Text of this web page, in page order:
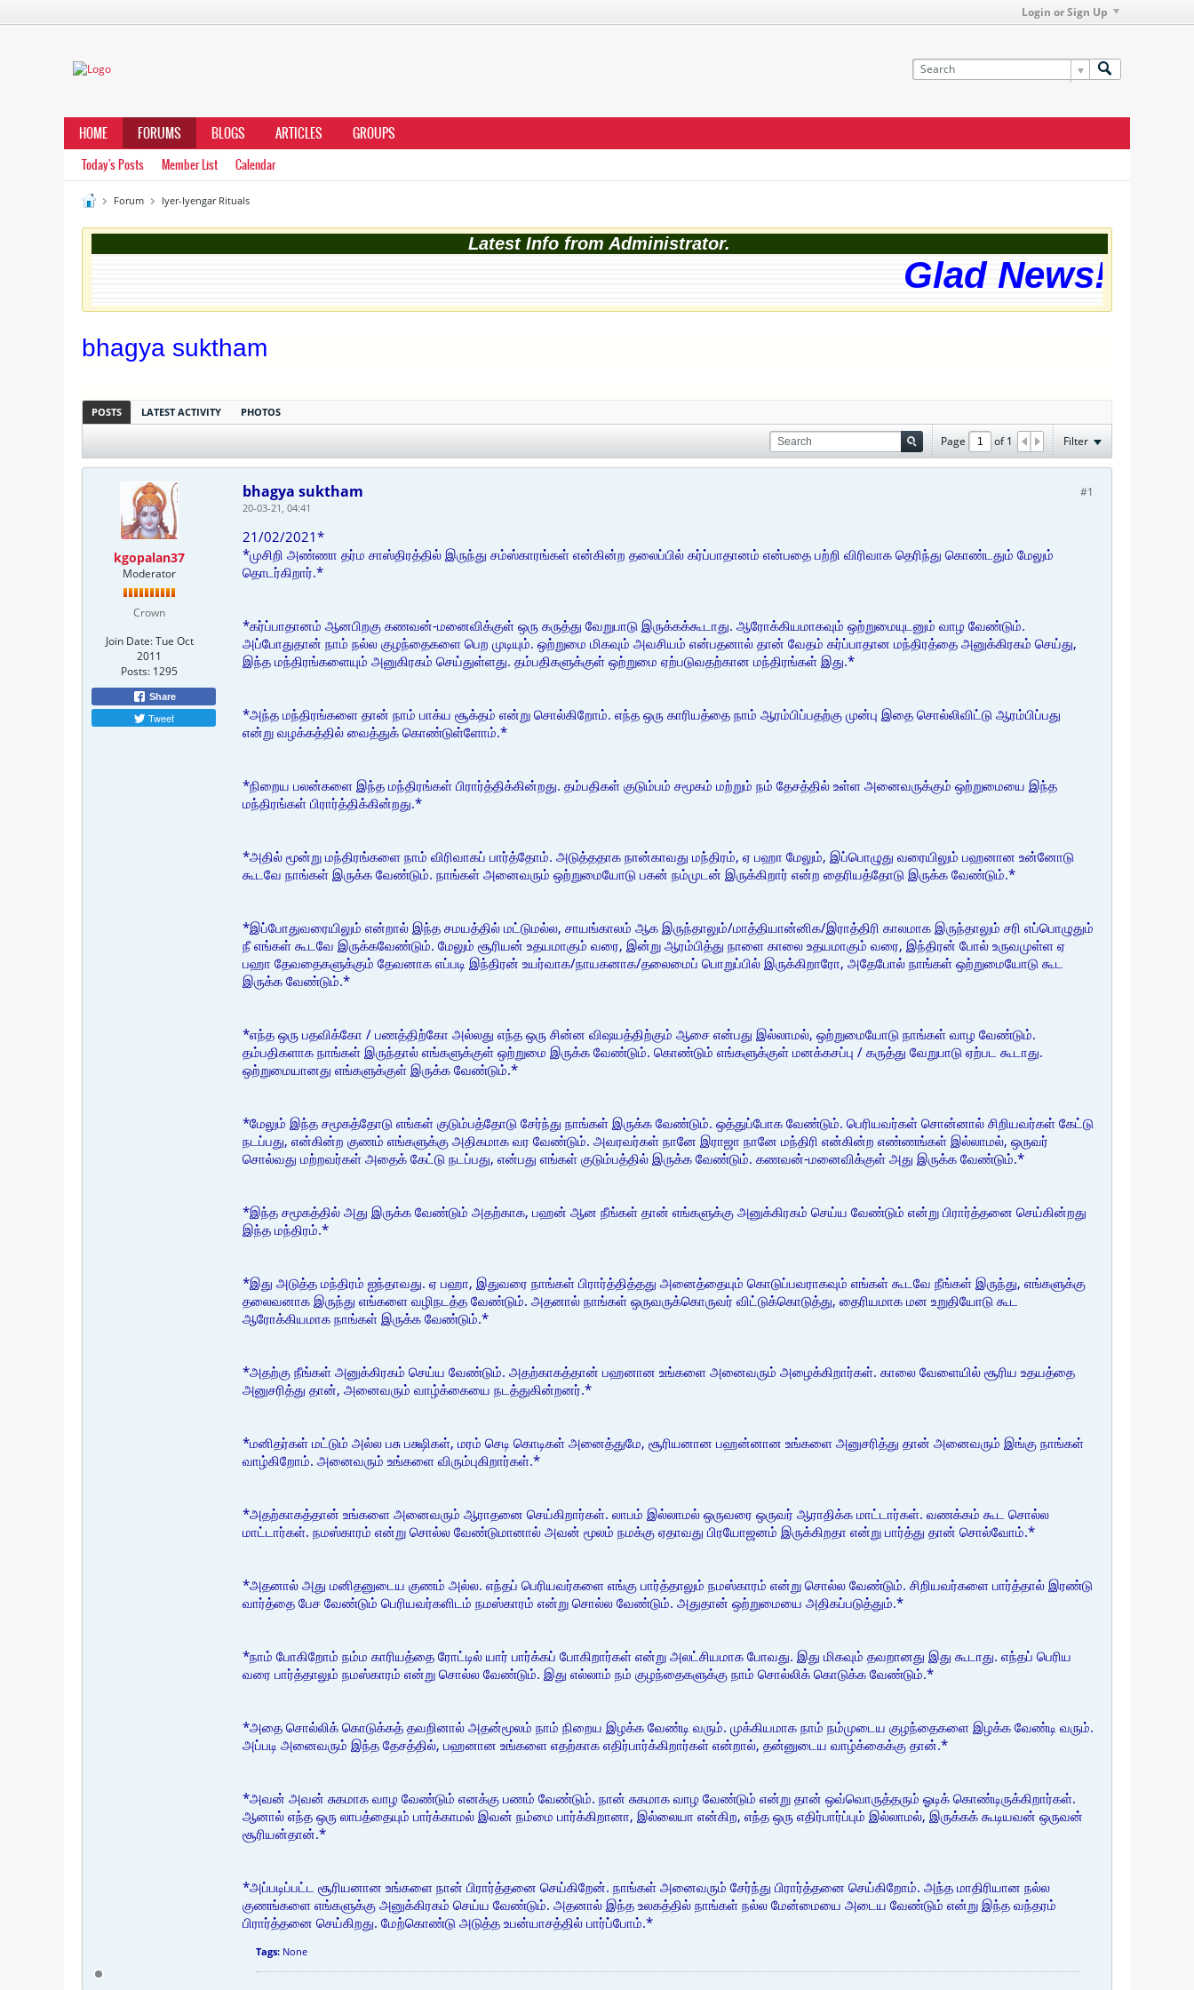
Login or Sign Up
HOME FORUMS BLOGS ARTICLES GROUPS
Today's Posts Member List Calendar
Forum Iyer-Iyengar Rituals
Latest Info from Administrator.
Glad News!
bhagya suktham
POSTS LATEST ACTIVITY PHOTOS
Page of1 Filter
kgopalan37
Moderator
Crown
Join Date: Tue Oct
2011
Posts: 1295
Share
Tweet
#1
bhagya suktham
20-03-21, 04:41
21/02/2021*
*முசிறி அண்ணா தர்ம சாஸ்திரத்தில் இருந்து சம்ஸ்காரங்கள் என்கின்ற தலைப்பில் கர்ப்பாதானம் என்பதை பற்றி விரிவாக தெரிந்து கொண்டதும் மேலும்
தொடர்கிறார்.*
*கர்ப்பாதானம் ஆனபிறகு கணவன்-மனைவிக்குள் ஒரு கருத்து வேறுபாடு இருக்கக்கூடாது. ஆரோக்கியமாகவும் ஒற்றுமையுடனும் வாழ வேண்டும்.
அப்போதுதான் நாம் நல்ல குழந்தைகளை பெற முடியும். ஒற்றுமை மிகவும் அவசியம் என்பதனால் தான் வேதம் கர்ப்பாதான மந்திரத்தை அனுக்கிரகம் செய்து,
இந்த மந்திரங்களையும் அனுகிரகம் செய்துள்ளது. தம்பதிகளுக்குள் ஒற்றுமை ஏற்படுவதற்கான மந்திரங்கள் இது.*
*அந்த மந்திரங்களை தான் நாம் பாக்ய சூக்தம் என்று சொல்கிறோம். எந்த ஒரு காரியத்தை நாம் ஆரம்பிப்பதற்கு முன்பு இதை சொல்லிவிட்டு ஆரம்பிப்பது
என்று வழக்கத்தில் வைத்துக் கொண்டுள்ளோம்.*
*நிறைய பலன்களை இந்த மந்திரங்கள் பிரார்த்திக்கின்றது. தம்பதிகள் குடும்பம் சமூகம் மற்றும் நம் தேசத்தில் உள்ள அனைவருக்கும் ஒற்றுமையை இந்த
மந்திரங்கள் பிரார்த்திக்கின்றது.*
*அதில் மூன்று மந்திரங்களை நாம் விரிவாகப் பார்த்தோம். அடுத்ததாக நான்காவது மந்திரம், ஏ பஹா மேலும், இப்பொழுது வரையிலும் பஹனான உன்னோடு
கூடவே நாங்கள் இருக்க வேண்டும். நாங்கள் அனைவரும் ஒற்றுமையோடு பகன் நம்முடன் இருக்கிறார் என்ற தைரியத்தோடு இருக்க வேண்டும்.*
*இப்போதுவரையிலும் என்றால் இந்த சமயத்தில் மட்டுமல்ல, சாயங்காலம் ஆக இருந்தாலும்/மாத்தியான்னிக/இராத்திரி காலமாக இருந்தாலும் சரி எப்பொழுதும்
நீ எங்கள் கூடவே இருக்கவேண்டும். மேலும் சூரியன் உதயமாகும் வரை, இன்று ஆரம்பித்து நாளை காலை உதயமாகும் வரை, இந்திரன் போல் உருவமுள்ள ஏ
பஹா தேவதைகளுக்கும் தேவனாக எப்படி இந்திரன் உயர்வாக/நாயகனாக/தலைமைப் பொறுப்பில் இருக்கிறாரோ, அதேபோல் நாங்கள் ஒற்றுமையோடு கூட
இருக்க வேண்டும்.*
*எந்த ஒரு பதவிக்கோ / பணத்திற்கோ அல்லது எந்த ஒரு சின்ன விஷயத்திற்கும் ஆசை என்பது இல்லாமல், ஒற்றுமையோடு நாங்கள் வாழ வேண்டும்.
தம்பதிகளாக நாங்கள் இருந்தால் எங்களுக்குள் ஒற்றுமை இருக்க வேண்டும். கொண்டும் எங்களுக்குள் மனக்கசப்பு / கருத்து வேறுபாடு ஏற்பட கூடாது.
ஒற்றுமையானது எங்களுக்குள் இருக்க வேண்டும்.*
*மேலும் இந்த சமூகத்தோடு எங்கள் குடும்பத்தோடு சேர்ந்து நாங்கள் இருக்க வேண்டும். ஒத்துப்போக வேண்டும். பெரியவர்கள் சொன்னால் சிறியவர்கள் கேட்டு
நடப்பது, என்கின்ற குணம் எங்களுக்கு அதிகமாக வர வேண்டும். அவரவர்கள் நானே இராஜா நானே மந்திரி என்கின்ற எண்ணங்கள் இல்லாமல், ஒருவர்
சொல்வது மற்றவர்கள் அதைக் கேட்டு நடப்பது, என்பது எங்கள் குடும்பத்தில் இருக்க வேண்டும். கணவன்-மனைவிக்குள் அது இருக்க வேண்டும்.*
*இந்த சமூகத்தில் அது இருக்க வேண்டும் அதற்காக, பஹன் ஆன நீங்கள் தான் எங்களுக்கு அனுக்கிரகம் செய்ய வேண்டும் என்று பிரார்த்தனை செய்கின்றது
இந்த மந்திரம்.*
*இது அடுத்த மந்திரம் ஐந்தாவது. ஏ பஹா, இதுவரை நாங்கள் பிரார்த்தித்தது அனைத்தையும் கொடுப்பவராகவும் எங்கள் கூடவே நீங்கள் இருந்து, எங்களுக்கு
தலைவனாக இருந்து எங்களை வழிநடத்த வேண்டும். அதனால் நாங்கள் ஒருவருக்கொருவர் விட்டுக்கொடுத்து, தைரியமாக மன உறுதியோடு கூட
ஆரோக்கியமாக நாங்கள் இருக்க வேண்டும்.*
*அதற்கு நீங்கள் அனுக்கிரகம் செய்ய வேண்டும். அதற்காகத்தான் பஹனான உங்களை அனைவரும் அழைக்கிறார்கள். காலை வேளையில் சூரிய உதயத்தை
அனுசரித்து தான், அனைவரும் வாழ்க்கையை நடத்துகின்றனர்.*
*மனிதர்கள் மட்டும் அல்ல பசு பக்ஷிகள், மரம் செடி கொடிகள் அனைத்துமே, சூரியனான பஹன்னான உங்களை அனுசரித்து தான் அனைவரும் இங்கு நாங்கள்
வாழ்கிறோம். அனைவரும் உங்களை விரும்புகிறார்கள்.*
*அதற்காகத்தான் உங்களை அனைவரும் ஆராதனை செய்கிறார்கள். லாபம் இல்லாமல் ஒருவரை ஒருவர் ஆராதிக்க மாட்டார்கள். வணக்கம் கூட சொல்ல
மாட்டார்கள். நமஸ்காரம் என்று சொல்ல வேண்டுமானால் அவன் மூலம் நமக்கு ஏதாவது பிரயோஜனம் இருக்கிறதா என்று பார்த்து தான் சொல்வோம்.*
*அதனால் அது மனிதனுடைய குணம் அல்ல. எந்தப் பெரியவர்களை எங்கு பார்த்தாலும் நமஸ்காரம் என்று சொல்ல வேண்டும். சிறியவர்களை பார்த்தால் இரண்டு
வார்த்தை பேச வேண்டும் பெரியவர்களிடம் நமஸ்காரம் என்று சொல்ல வேண்டும். அதுதான் ஒற்றுமையை அதிகப்படுத்தும்.*
*நாம் போகிறோம் நம்ம காரியத்தை ரோட்டில் யார் பார்க்கப் போகிறார்கள் என்று அலட்சியமாக போவது. இது மிகவும் தவறானது இது கூடாது. எந்தப் பெரிய
வரை பார்த்தாலும் நமஸ்காரம் என்று சொல்ல வேண்டும். இது எல்லாம் நம் குழந்தைகளுக்கு நாம் சொல்லிக் கொடுக்க வேண்டும்.*
*அதை சொல்லிக் கொடுக்கத் தவறினால் அதன்மூலம் நாம் நிறைய இழக்க வேண்டி வரும். முக்கியமாக நாம் நம்முடைய குழந்தைகளை இழக்க வேண்டி வரும்.
அப்படி அனைவரும் இந்த தேசத்தில், பஹனான உங்களை எதற்காக எதிர்பார்க்கிறார்கள் என்றால், தன்னுடைய வாழ்க்கைக்கு தான்.*
*அவன் அவன் சுகமாக வாழ வேண்டும் எனக்கு பணம் வேண்டும். நான் சுகமாக வாழ வேண்டும் என்று தான் ஒவ்வொருத்தரும் ஓடிக் கொண்டிருக்கிறார்கள்.
ஆனால் எந்த ஒரு லாபத்தையும் பார்க்காமல் இவன் நம்மை பார்க்கிறானா, இல்லையா என்கிற, எந்த ஒரு எதிர்பார்ப்பும் இல்லாமல், இருக்கக் கூடியவன் ஒருவன்
சூரியன்தான்.*
*அப்படிப்பட்ட சூரியனான உங்களை நான் பிரார்த்தனை செய்கிறேன். நாங்கள் அனைவரும் சேர்ந்து பிரார்த்தனை செய்கிறோம். அந்த மாதிரியான நல்ல
குணங்களை எங்களுக்கு அனுக்கிரகம் செய்ய வேண்டும். அதனால் இந்த உலகத்தில் நாங்கள் நல்ல மேன்மையை அடைய வேண்டும் என்று இந்த வந்தரம்
பிரார்த்தனை செய்கிறது. மேற்கொண்டு அடுத்த உபன்யாசத்தில் பார்ப்போம்.*
Tags: None